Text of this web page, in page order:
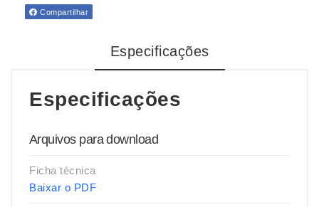
Compartilhar
Especificações
Especificações
Arquivos para download
Ficha técnica
Baixar o PDF